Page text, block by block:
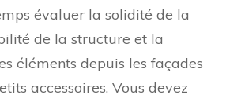
évaluer la solidité de la
de la structure et la
éléments depuis les façades
accessoires. Vous devez